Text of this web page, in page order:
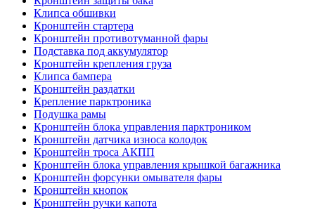
Клипса обшивки
Кронштейн стартера
Кронштейн противотуманной фары
Подставка под аккумулятор
Кронштейн крепления груза
Клипса бампера
Кронштейн раздатки
Крепление парктроника
Подушка рамы
Кронштейн блока управления парктроником
Кронштейн датчика износа колодок
Кронштейн троса АКПП
Кронштейн блока управления крышкой багажника
Кронштейн форсунки омывателя фары
Кронштейн кнопок
Кронштейн ручки капота